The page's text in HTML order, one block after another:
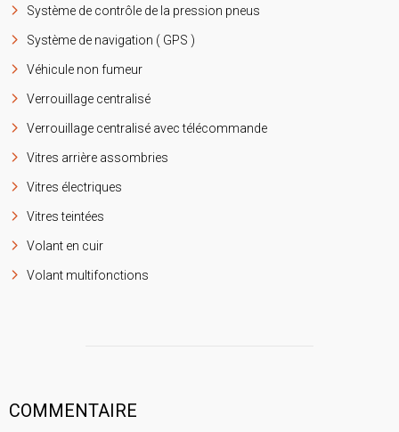
Système de contrôle de la pression pneus
Système de navigation ( GPS )
Véhicule non fumeur
Verrouillage centralisé
Verrouillage centralisé avec télécommande
Vitres arrière assombries
Vitres électriques
Vitres teintées
Volant en cuir
Volant multifonctions
COMMENTAIRE